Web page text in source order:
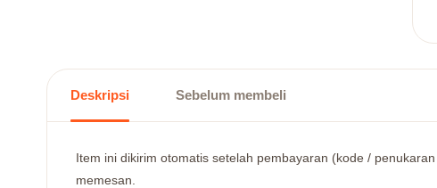
Deskripsi Sebelum membeli
Item ini dikirim otomatis setelah pembayaran (kode /
memesan.